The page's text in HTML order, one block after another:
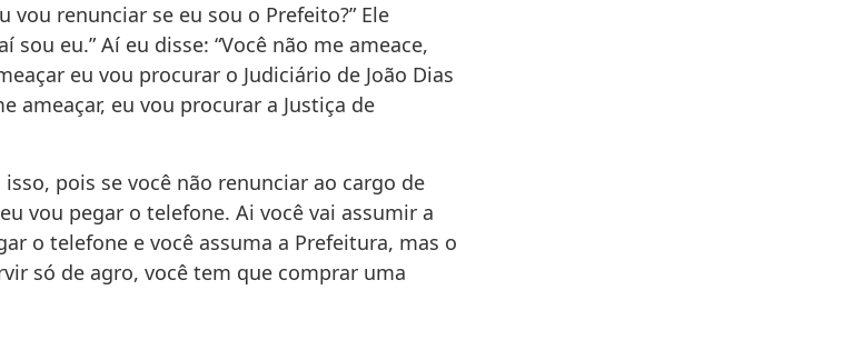
vou renunciar se eu sou o Prefeito?” Ele
sou eu.” Aí eu disse: “Você não me ameace,
eu vou procurar o Judiciário de João Dias
ameaçar, eu vou procurar a Justiça de
isso, pois se você não renunciar ao cargo de
vou pegar o telefone. Ai você vai assumir a
o telefone e você assuma a Prefeitura, mas o
só de agro, você tem que comprar uma